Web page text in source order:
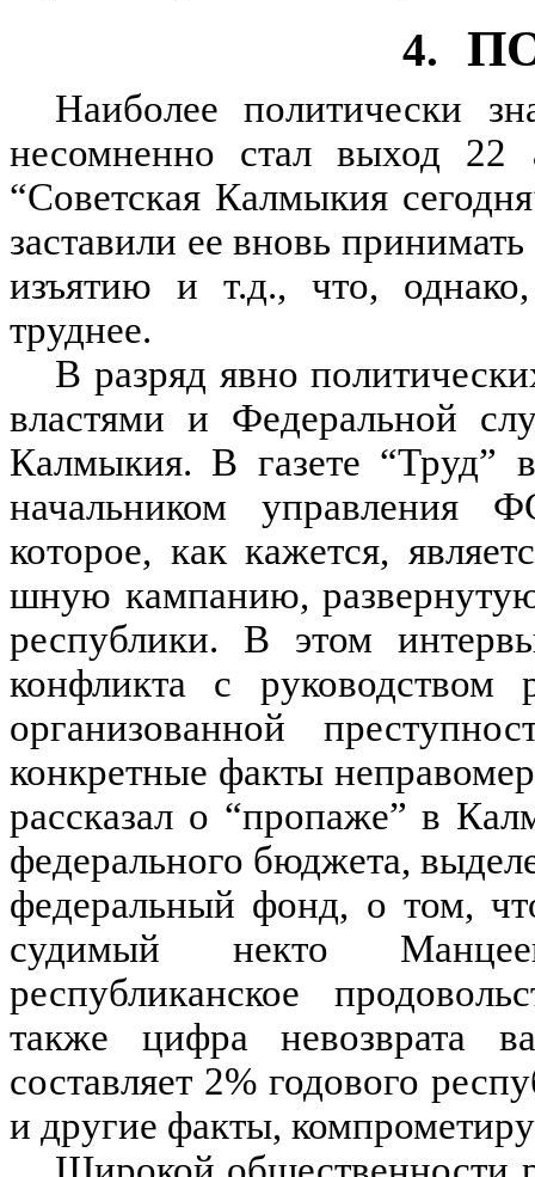
4.
Наиболее политически
несомненно стал выход 22
“Советская Калмыкия
заставили ее вновь
изъятию и т.д., что,
труднее.
В разряд явно
властями и Федеральной
Калмыкия. В газете “Труд”
начальником
которое, как кажется,
шную кампанию,
республики. В этом
конфликта с
организованной
конкретные факты
рассказал о “пропаже” в
федерального бюджета,
федеральный фонд, о том,
судимый некто
республиканское
также цифра невозврата
составляет 2% годового
и другие факты,